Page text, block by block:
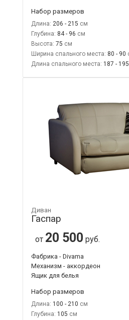
Набор размеров
Длина: 206 - 215
Глубина: 84 - 96
Высота: 75
Ширина спального места: 80 - 90
Длина спального места: 187 - 195
Диван
Гаспар
от 20 500 руб.
Фабрика - Divama
Механизм - аккордеон
Ящик для белья
Набор размеров
Длина: 100 - 210
Глубина: 105